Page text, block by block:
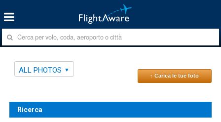
ALL PHOTOS
↑ Carica le tue foto
Ricerca